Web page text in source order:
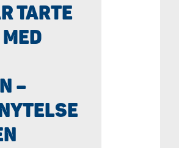
TARTE
–